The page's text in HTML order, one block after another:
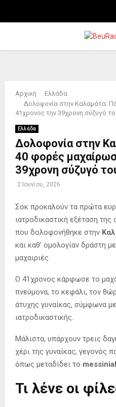
PRIMARY
Αρχική
Ελλάδα
Δολοφονία στην Καλαμάτα:
41χρονος την 39χρονη σύζυγό
Ελλάδα
Δολοφονία στην
40 φορές
39χρονη σύζυγό
2 Ιουνίου, 2026
Σοκ προκαλούν τα πρώτα
ιατροδικαστική εξέταση
που δολοφονήθηκε στην
και καθ’ ομολογίαν δράστη
μαχαιριές.
Ο 41χρονος κάρφωσε το
πνεύμονα, το κεφάλι, τον
άτυχης γυναίκας, σύμφωνα
ιατροδικαστικής.
Μάλιστα, υπάρχουν τρεις
χέρι της γυναίκας, γεγονός
όπως μεταδίδει το
Τι λένε οι